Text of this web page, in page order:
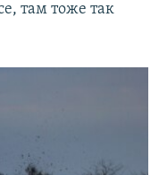
там тоже так